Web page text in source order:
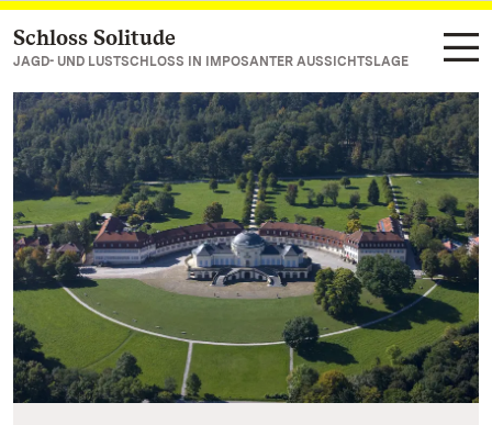
Zum Hauptinhalt springen
Schloss Solitude
JAGD- UND LUSTSCHLOSS IN IMPOSANTER AUSSICHTSLAGE